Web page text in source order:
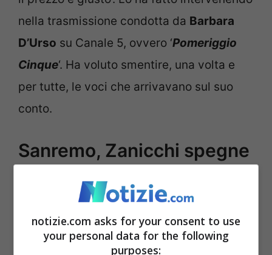
nella trasmissione condotta da Barbara
D’Urso su Canale 5, ovvero ‘Pomeriggio
Cinque‘. Ha voluto smentire, una volta e
per tutte, le voci che arrivavano sul suo
conto.
Sanremo, Zanicchi spegne
le polemiche: “
notizie.com asks for your consent to use
your personal data for the following
purposes: